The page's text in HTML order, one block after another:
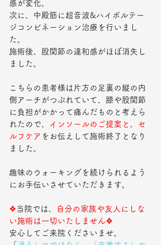
感が変化。
次に、中殿筋に超音波&ハイボルテー
ジコンビネーション治療を行いまし
た。
施術後、股関節の違和感がほぼ消失し
ました。
こちらの患者様は片方の足裏の縦の内
側アーチがつぶれていて、膝や股関節
に負担がかかって痛んだものと考えら
れたので、
インソールのご提案と、セ
ルフケア をお伝えして施術終了となり
ました。
趣味のウォーキングを続けられるよう
にお手伝いさせていただきます。
❖当院では、
自分の家族や友人にしな
い施術は一切いたしません❖
安心してご来院くださいませ。